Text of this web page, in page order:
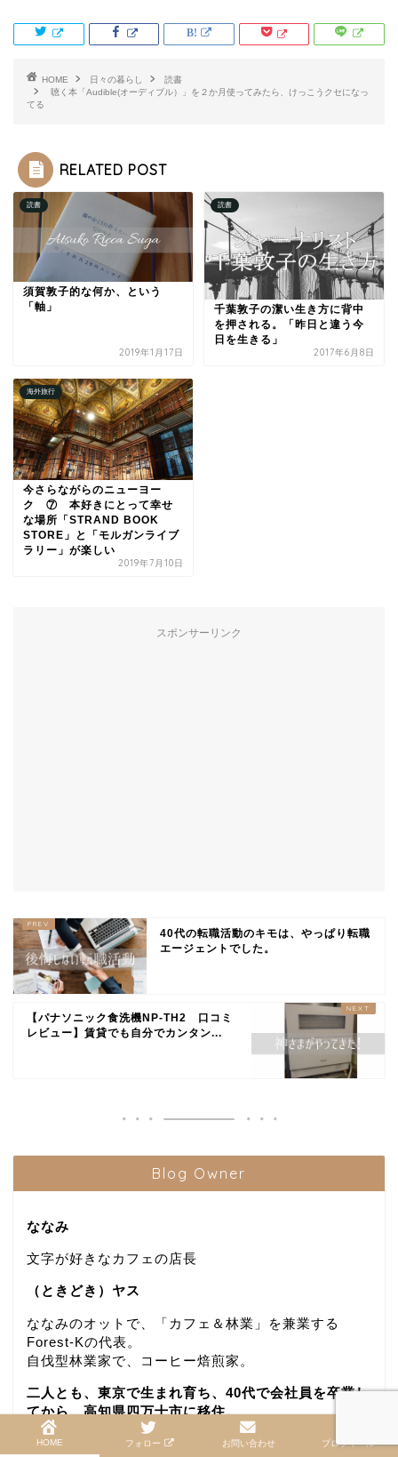
HOME 日々の暮らし
読書
聴く本「Audible(オーディブル）」を２か月使ってみたら、けっこうクセになっ
てる
RELATED POST
読書
須賀敦子的な何か、という
「軸」
2019年1月17日
読書
千葉敦子の潔い生き方に背中
を押される。「昨日と違う今
日を生きる」
2017年6月8日
海外旅行
今さらながらのニューヨー
ク ⑦ 本好きにとって幸せ
な場所「STRAND BOOK
STORE」と「モルガンライブ
ラリー」が楽しい
2019年7月10日
スポンサーリンク
40代の転職活動のキモは、やっぱり転職
エージェントでした。
【パナソニック食洗機NP-TH2 口コミ
レビュー】賃貸でも自分でカンタン...
Blog Owner
ななみ
文字が好きなカフェの店長
（ときどき）ヤス
ななみのオットで、「カフェ＆林業」を兼業する
Forest-Kの代表。
自伐型林業家で、コーヒー焙煎家。
二人とも、東京で生まれ育ち、40代で会社員を卒業し
てから、高知県四万十市に移住。
夫婦ともども、本と旅が好きです。
HOME フォロー お問い合わせ プロフィール